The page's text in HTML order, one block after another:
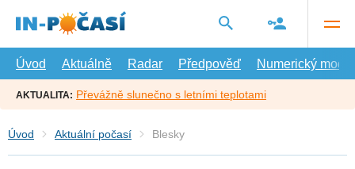
hlavní
Úvod
Aktuálně Radar Předpověď Numerický model
AKTUALITA: Převážně slunečno s letními teplotami
Úvod Aktuální počasí Blesky